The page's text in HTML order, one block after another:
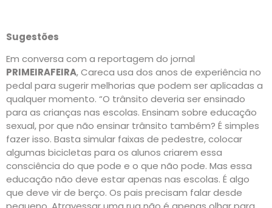
Sugestões
Em conversa com a reportagem do jornal
PRIMEIRAFEIRA, Careca usa dos anos de experiência no
pedal para sugerir melhorias que podem ser aplicadas a
qualquer momento. “O trânsito deveria ser ensinado
para as crianças nas escolas. Ensinam sobre educação
sexual, por que não ensinar trânsito também? É simples
fazer isso. Basta simular faixas de pedestre, colocar
algumas bicicletas para os alunos criarem essa
consciência do que pode e o que não pode. Mas essa
educação não deve estar apenas nas escolas. É algo
que deve vir de berço. Os pais precisam falar desde